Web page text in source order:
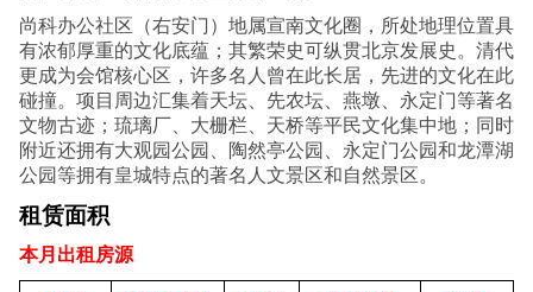
尚科办公社区（右安门）地属宣南文化圈，所处地理位置具
有浓郁厚重的文化底蕴；其繁荣史可纵贯北京发展史。清代
更成为会馆核心区，许多名人曾在此长居，先进的文化在此
碰撞。项目周边汇集着天坛、先农坛、燕墩、永定门等著名
文物古迹；琉璃厂、大栅栏、天桥等平民文化集中地；同时
附近还拥有大观园公园、陶然亭公园、永定门公园和龙潭湖
公园等拥有皇城特点的著名人文景区和自然景区。
租赁面积
本月出租房源